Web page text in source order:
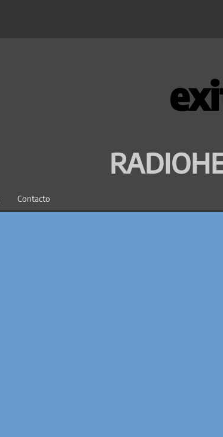
Contacto